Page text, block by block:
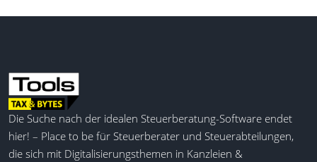
Die Suche nach der idealen Steuerberatung-Software endet
hier! – Place to be für Steuerberater und Steuerabteilungen,
die sich mit Digitalisierungsthemen in Kanzleien &